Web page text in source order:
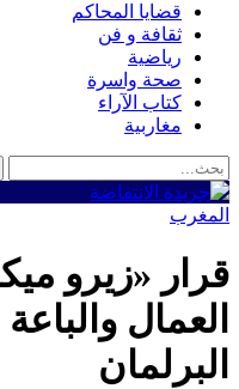
قضايا المحاكم
ثقافة و فن
رياضية
صحة واسرة
كتاب الآراء
مغاربية
المغرب
قرار «زيرو
العمال
البرلمان